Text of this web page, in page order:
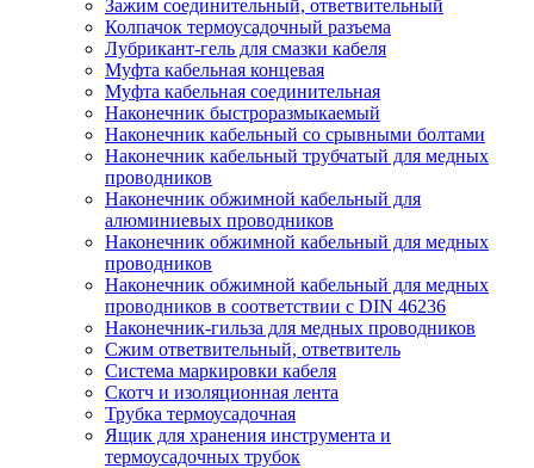
Зажим соединительный, ответвительный
Колпачок термоусадочный разъема
Лубрикант-гель для смазки кабеля
Муфта кабельная концевая
Муфта кабельная соединительная
Наконечник быстроразмыкаемый
Наконечник кабельный со срывными болтами
Наконечник кабельный трубчатый для медных
проводников
Наконечник обжимной кабельный для
алюминиевых проводников
Наконечник обжимной кабельный для медных
проводников
Наконечник обжимной кабельный для медных
проводников в соответствии с DIN 46236
Наконечник-гильза для медных проводников
Сжим ответвительный, ответвитель
Система маркировки кабеля
Скотч и изоляционная лента
Трубка термоусадочная
Ящик для хранения инструмента и
термоусадочных трубок